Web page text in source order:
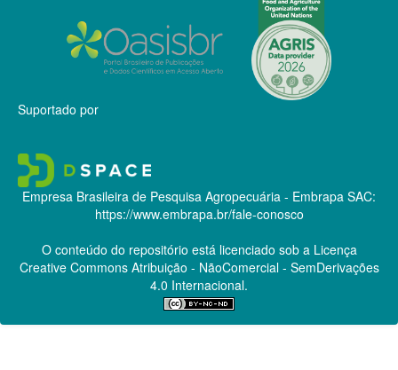
Suportado por
Empresa Brasileira de Pesquisa Agropecuária - Embrapa SAC:
https://www.embrapa.br/fale-conosco
O conteúdo do repositório está licenciado sob a Licença
Creative CommonsAtribuição - NãoComercial - SemDerivações
4.0 Internacional.